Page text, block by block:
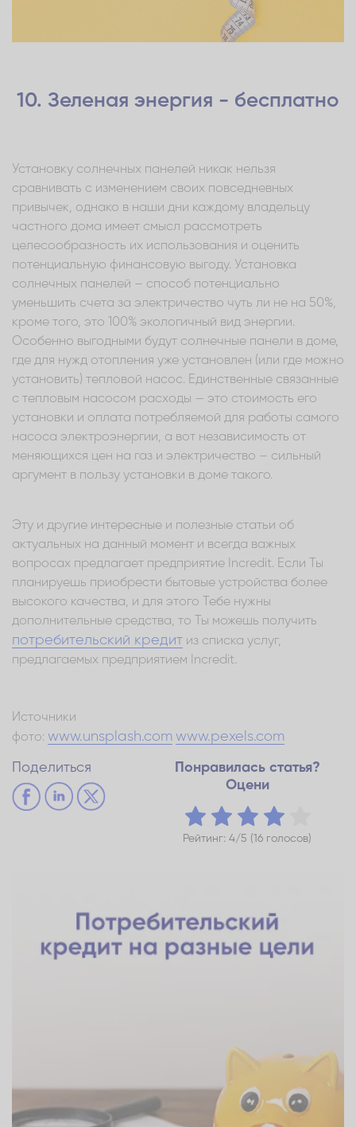
10. Зеленая энергия - бесплатно
Установку солнечных панелей никак нельзя
сравнивать с изменением своих повседневных
привычек, однако в наши дни каждому владельцу
частного дома имеет смысл рассмотреть
целесообразность их использования и оценить
потенциальную финансовую выгоду. Установка
солнечных панелей – способ потенциально
уменьшить счета за электричество чуть ли не на 50%,
кроме того, это 100% экологичный вид энергии.
Особенно выгодными будут солнечные панели в доме,
где для нужд отопления уже установлен (или где можно
установить) тепловой насос. Единственные связанные
с тепловым насосом расходы — это стоимость его
установки и оплата потребляемой для работы самого
насоса электроэнергии, а вот независимость от
меняющихся цен на газ и электричество – сильный
аргумент в пользу установки в доме такого.
Эту и другие интересные и полезные статьи об
актуальных на данный момент и всегда важных
вопросах предлагает предприятие Incredit. Если Ты
планируешь приобрести бытовые устройства более
высокого качества, и для этого Тебе нужны
дополнительные средства, то Ты можешь получить
потребительский кредит из списка услуг,
предлагаемых предприятием Incredit.
Источники
фото: www.unsplash.com www.pexels.com
Поделиться
Понравилась статья?
Оцени
Рейтинг: 4/5 (16 голосов)